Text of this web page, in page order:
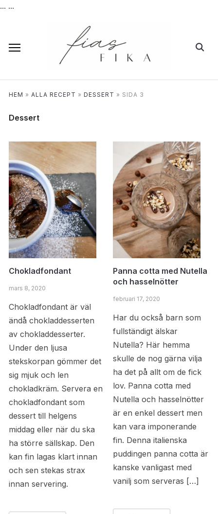
... ...
HEM » ALLA RECEPT » DESSERT » SIDA 3
Dessert
Chokladfondant
mars 8, 2020
Chokladfondant är väl
ändå chokladdesserten
av chokladdesserter.
Under den ljusa
stekskorpan gömmer det
sig mjuk och len
chokladkräm. Servera en
chokladfondant som
dessert till helgens
middag eller när du ska
ha större sällskap. Den
kan fin lagas klart innan
och sen stekas strax
innan servering.
Panna cotta med Nutella
och hasselnötter
februari 17, 2020
Har du också barn som
fullständigt älskar
Nutella? Här hemma
skulle de nog gärna vilja
ha det på allt om de fick
lov. Panna cotta med
Nutella och hasselnötter
är en enkel dessert men
kan vara imponerande
fin. Denna italienska
puddingen panna cotta är
kanske vanligast med
vanilj som serveras […]